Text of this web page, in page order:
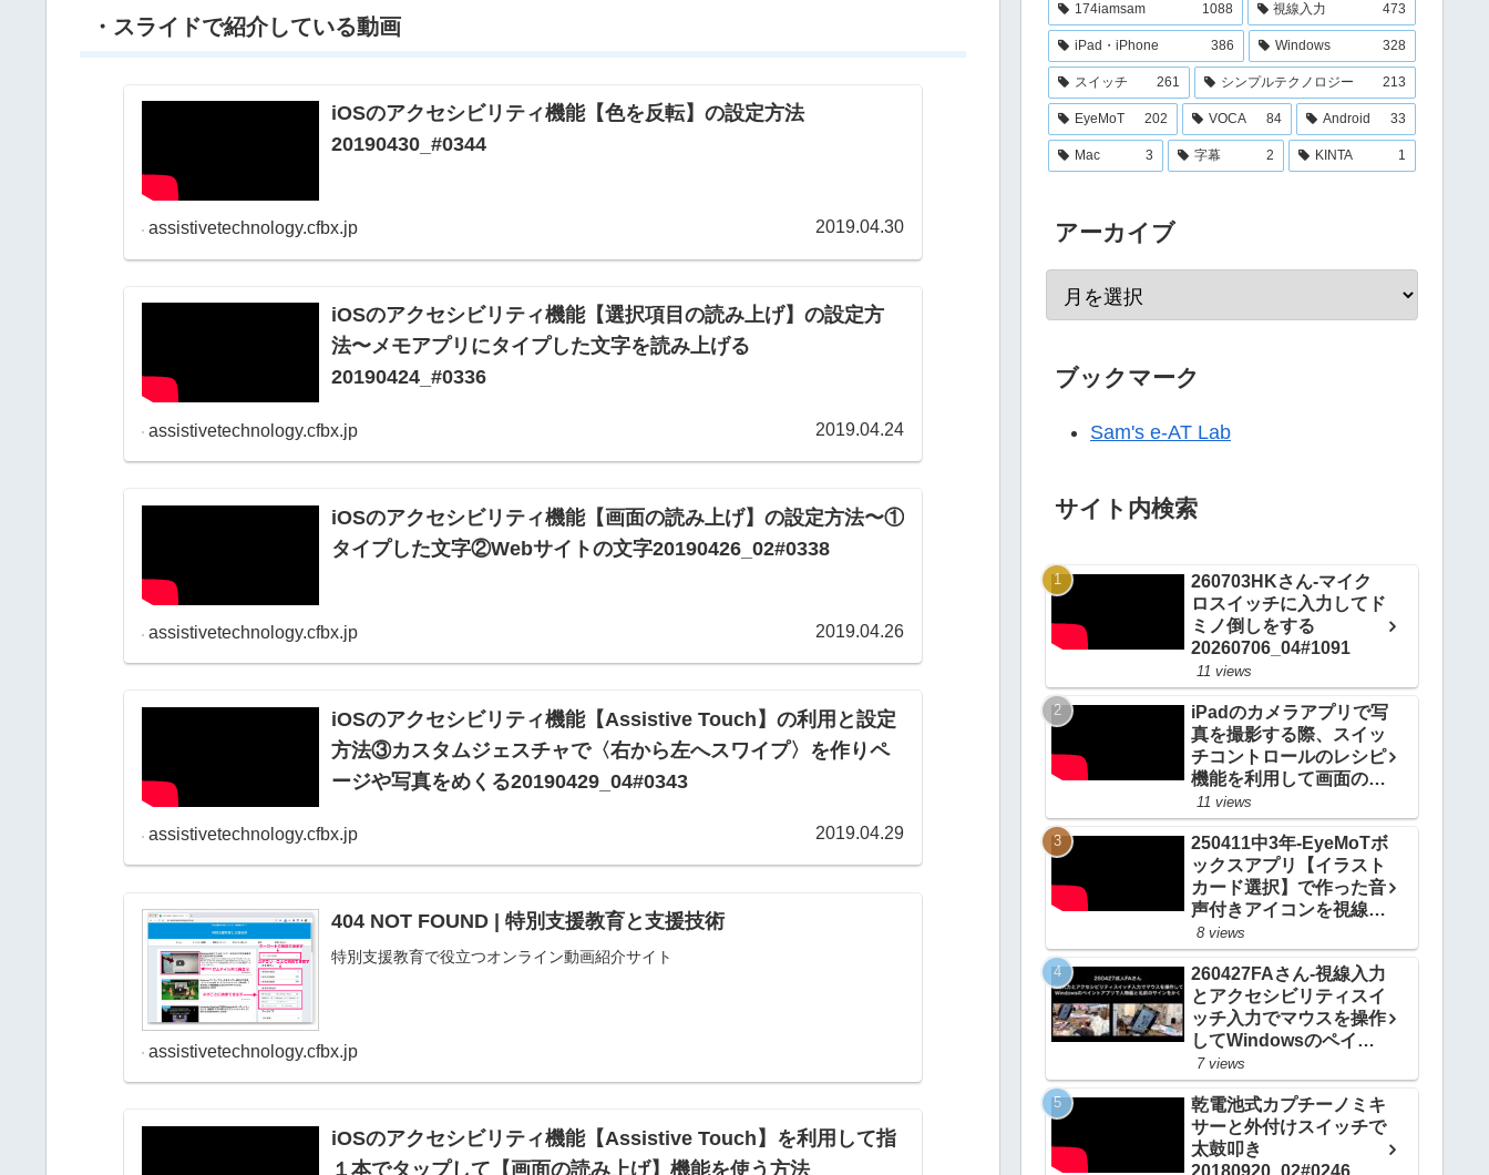
・スライドで紹介している動画
iOSのアクセシビリティ機能【色を反転】の設定方法
20190430_#0344
assistivetechnology.cfbx.jp 2019.04.30
iOSのアクセシビリティ機能【選択項目の読み上げ】の設定方
法〜メモアプリにタイプした文字を読み上げる
20190424_#0336
assistivetechnology.cfbx.jp 2019.04.24
iOSのアクセシビリティ機能【画面の読み上げ】の設定方法〜①
タイプした文字②Webサイトの文字20190426_02#0338
assistivetechnology.cfbx.jp 2019.04.26
iOSのアクセシビリティ機能【Assistive Touch】の利用と設定
方法③カスタムジェスチャで〈右から左へスワイプ〉を作りペ
ージや写真をめくる20190429_04#0343
assistivetechnology.cfbx.jp 2019.04.29
404 NOT FOUND | 特別支援教育と支援技術
特別支援教育で役立つオンライン動画紹介サイト
assistivetechnology.cfbx.jp
iOSのアクセシビリティ機能【Assistive Touch】を利用して指
１本でタップして【画面の読み上げ】機能を使う方法
174iamsam 1088 視線入力 473
iPad・iPhone 386 Windows 328
スイッチ 261 シンプルテクノロジー 213
EyeMoT 202 VOCA 84 Android 33
Mac 3 字幕 2 KINTA 1
アーカイブ
ブックマーク
Sam's e-AT Lab
サイト内検索
260703HKさん-マイク
ロスイッチに入力してド
ミノ倒しをする
20260706_04#1091
11 views
iPadのカメラアプリで写
真を撮影する際、スイッ
チコントロールのレシピ
機能を利用して画面のど
こをタップしてもシャッ
ターをきる方法
20200924_#0514
11 views
250411中3年-EyeMoTボ
ックスアプリ【イラスト
カード選択】で作った音
声付きアイコンを視線入
力で選択して自分の意思
を伝える
20250412_#0967
8 views
260427FAさん-視線入力
とアクセシビリティスイ
ッチ入力でマウスを操作
してWindowsのペイン
トアプリで人物画と名前
のサインをかく
20260503_ #1081
7 views
乾電池式カプチーノミキ
サーと外付けスイッチで
太鼓叩き